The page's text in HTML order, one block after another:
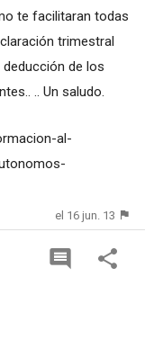
te facilitaran todas
trimestral
de los
.. Un saludo.
al-
el 16 jun. 13